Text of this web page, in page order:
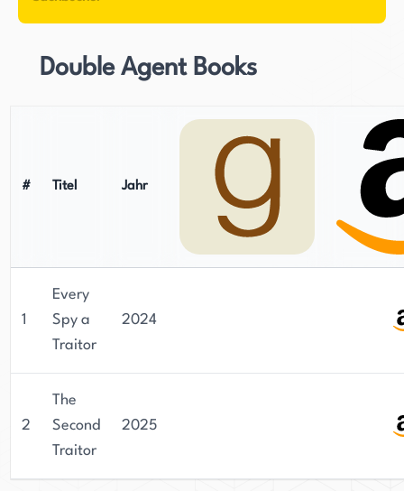
der BBC bereiste Gerlis verschiedene Teile der
den Nahen Osten, China und Nordirland, wo er
Omagh im Jahr 1998 und den Angriff auf das
World Trade Center im Jahr 2001 berichtete. Von
2005 bis 2011 war Gerlis Leiter der Ausbildung
am BBC College of Journalism und verantwortete
die Ausbildung der 7.500 Journalisten des
Gerlis' erstes Buch wurde durch seine Arbeit bei
der Berichterstattung zum 50. Jahrestag der D-
Day-Invasion aus Normandie inspiriert. Sein
Schreibfokus liegt auf Spionageromanen, und er
hat sich als respektierter Autor in diesem Genre
etabliert. Gerlis ist verheiratet und hat zwei
Töchter. Er wohnt derzeit in westlichen London.
Double Agent Books
# Titel Jahr
1
Every
Spy a
Traitor
2024
2
The
Second
Traitor
2025